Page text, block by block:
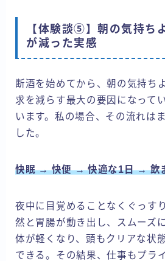
【体験談⑤】朝の気持ち
が減った実感
断酒を始めてから、朝の気持ち
求を減らす最大の要因になって
います。私の場合、その流れは
した。
快眠 → 快便 → 快適な1日 → 飲
夜中に目覚めることなくぐっす
然と胃腸が動き出し、スムーズ
体が軽くなり、頭もクリアな状
できる。その結果、仕事もプラ